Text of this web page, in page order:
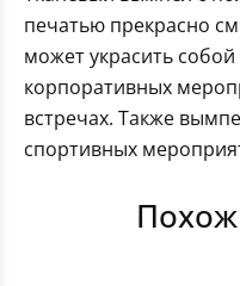
печатью прекрасно
может украсить
корпоративных
встречах. Также
спортивных